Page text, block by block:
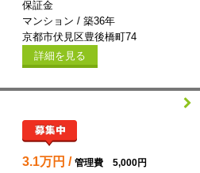
保証金
マンション / 築36年
京都市伏見区豊後橋町74
詳細を見る
3.1万円 / 管理費 5,000円